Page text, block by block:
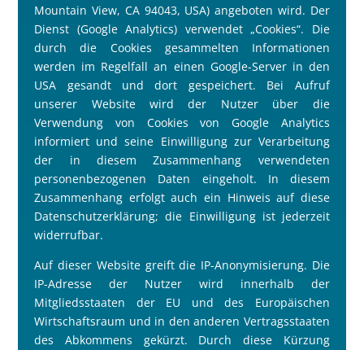
Mountain View, CA 94043, USA) angeboten wird. Der
Dienst (Google Analytics) verwendet „Cookies“. Die
durch die Cookies gesammelten Informationen
werden im Regelfall an einen Google-Server in den
USA gesandt und dort gespeichert. Bei Aufruf
unserer Website wird der Nutzer über die
Verwendung von Cookies von Google Analytics
informiert und seine Einwilligung zur Verarbeitung
der in diesem Zusammenhang verwendeten
personenbezogenen Daten eingeholt. In diesem
Zusammenhang erfolgt auch ein Hinweis auf diese
Datenschutzerklärung; die Einwilligung ist jederzeit
widerrufbar.
Auf dieser Website greift die IP-Anonymisierung. Die
IP-Adresse der Nutzer wird innerhalb der
Mitgliedsstaaten der EU und des Europäischen
Wirtschaftsraum und in den anderen Vertragsstaaten
des Abkommens gekürzt. Durch diese Kürzung